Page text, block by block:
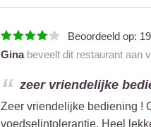
Beoordeeld op:
Ginabeveelt dit restaurant aan
zeer vriendelijke
Zeer vriendelijke bediening !
voedselintolerantie. Heel